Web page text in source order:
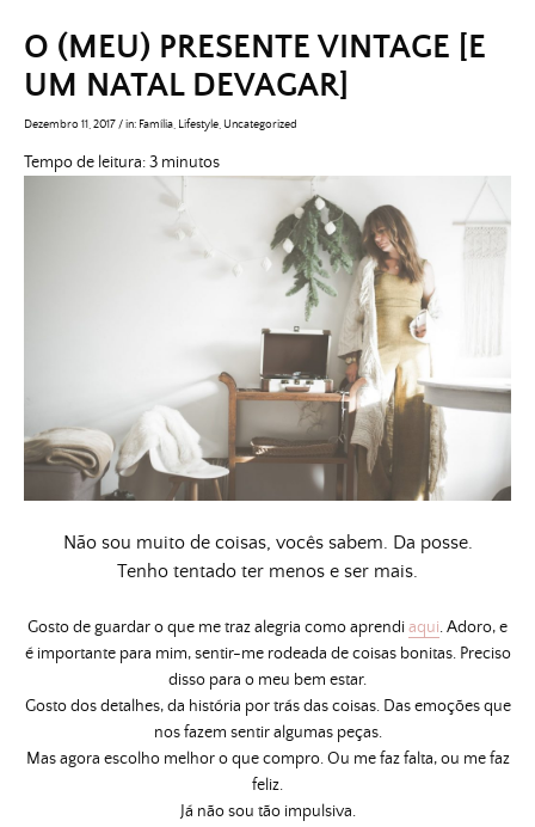
O (MEU) PRESENTE VINTAGE [E
UM NATAL DEVAGAR]
Dezembro 11, 2017/in: Família Lifestyle Uncategorized
Tempo de leitura:3 minutos
Não sou muito de coisas, vocês sabem. Da posse.
Tenho tentado ter menos e ser mais.
Gosto de guardar o que me traz alegria como aprendiaqui. Adoro, e
é importante para mim, sentir-me rodeada de coisas bonitas. Preciso
disso para o meu bem estar.
Gosto dos detalhes, da história por trás das coisas. Das emoções que
nos fazem sentir algumas peças.
Mas agora escolho melhor o que compro. Ou me faz falta, ou me faz
feliz.
Já não sou tão impulsiva.